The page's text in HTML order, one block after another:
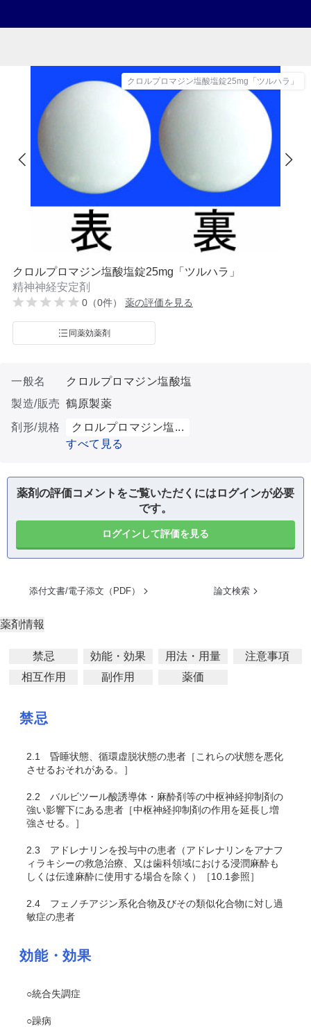
クロルプロマジン塩酸塩錠25mg「ツルハラ」
クロルプロマジン塩酸塩錠25mg「ツルハラ」
精神神経安定剤
0（0件） 薬の評価を見る
同薬効薬剤
一般名
クロルプロマジン塩酸塩
製造/販売 鶴原製薬
剤形/規格
クロルプロマジン塩...
すべて見る
薬剤の評価コメントをご覧いただくにはログインが必要
です。
ログインして評価を見る
添付文書/電子添文（PDF） 論文検索
薬剤情報
禁忌 効能・効果 用法・用量
注意事項
相互作用
副作用 薬価
禁忌
2.1
昏睡状態、循環虚脱状態の患者［これらの状態を悪化
させるおそれがある。］
2.2 バルビツール酸誘導体・麻酔剤等の中枢神経抑制剤の
強い影響下にある患者［中枢神経抑制剤の作用を延長し増
強させる。］
2.3 アドレナリンを投与中の患者（アドレナリンをアナフ
ィラキシーの救急治療、又は歯科領域における浸潤麻酔も
しくは伝達麻酔に使用する場合を除く）［10.1参照］
2.4 フェノチアジン系化合物及びその類似化合物に対し過
敏症の患者
効能・効果
○統合失調症
○躁病